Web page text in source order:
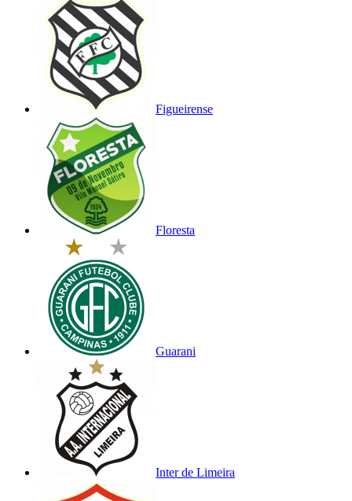
Figueirense
Floresta
Guarani
Inter de Limeira